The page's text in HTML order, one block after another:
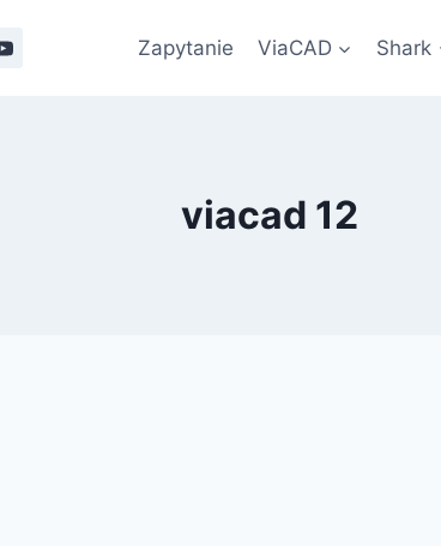
Zapytanie ViaCAD Shark
viacad 12